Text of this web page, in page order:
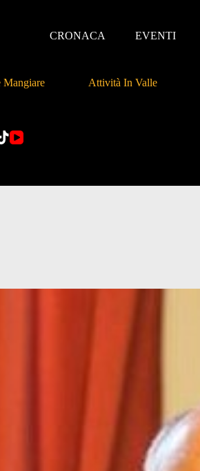
CRONACA EVENTI
Mangiare Attività In Valle